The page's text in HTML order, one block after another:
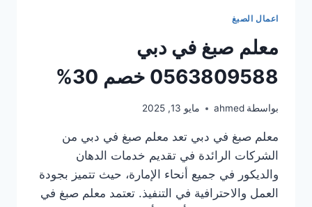
اعمال الصبغ
معلم صبغ في دبي
0563809588 خصم 30%
بواسطة ahmed مايو 13, 2025
معلم صبغ في دبي تعد معلم صبغ في دبي من
الشركات الرائدة في تقديم خدمات الدهان
والديكور في جميع أنحاء الإمارة، حيث تتميز بجودة
العمل والاحترافية في التنفيذ. تعتمد معلم صبغ في